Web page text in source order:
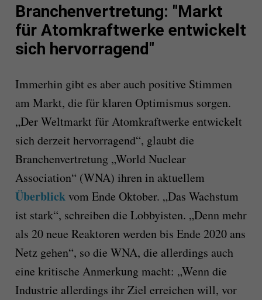
Branchenvertretung: "Markt
für Atomkraftwerke entwickelt
sich hervorragend"
Immerhin gibt es aber auch positive Stimmen
am Markt, die für klaren Optimismus sorgen.
„Der Weltmarkt für Atomkraftwerke entwickelt
sich derzeit hervorragend“, glaubt die
Branchenvertretung „World Nuclear
Association“ (WNA) ihren in aktuellem
Überblickvom Ende Oktober. „Das Wachstum
ist stark“, schreiben die Lobbyisten. „Denn mehr
als 20 neue Reaktoren werden bis Ende 2020 ans
Netz gehen“, so die WNA, die allerdings auch
eine kritische Anmerkung macht: „Wenn die
Industrie allerdings ihr Ziel erreichen will, vor